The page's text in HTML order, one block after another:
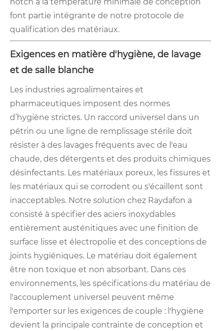
font partie intégrante de notre protocole de
qualification des matériaux.
Exigences en matière d'hygiène, de lavage
et de salle blanche
Les industries agroalimentaires et
pharmaceutiques imposent des normes
d’hygiène strictes. Un raccord universel dans un
pétrin ou une ligne de remplissage stérile doit
résister à des lavages fréquents avec de l'eau
chaude, des détergents et des produits chimiques
désinfectants. Les matériaux poreux, les fissures et
les matériaux qui se corrodent ou s'écaillent sont
inacceptables. Notre solution chez Raydafon a
consisté à spécifier des aciers inoxydables
entièrement austénitiques avec une finition de
surface lisse et électropolie et des conceptions de
joints hygiéniques. Le matériau doit également
être non toxique et non absorbant. Dans ces
environnements, les spécifications du matériau de
l'accouplement universel peuvent même
l'emporter sur les exigences de couple : l'hygiène
devient la principale contrainte de conception et